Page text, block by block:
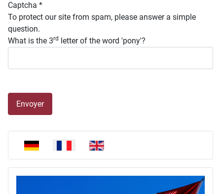
Captcha *
To protect our site from spam, please answer a simple
question.
What is the 3rd letter of the word 'pony'?
Envoyer
Sélectionnez votre langue